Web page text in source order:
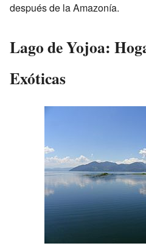
después de la Amazonía.
Lago de Yojoa:
Exóticas